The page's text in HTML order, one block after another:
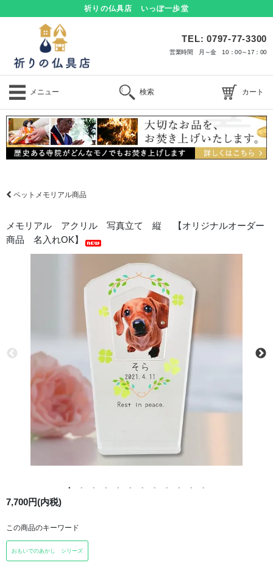
祈りの仏具店 いっぽ一歩堂
TEL: 0797-77-3300
営業時間 月～金 10：00～17：00
メニュー 検索 カート
ペットメモリアル商品
メモリアル アクリル 写真立て 縦 【オリジナルオーダー
商品 名入れOK】
7,700円(内税)
この商品のキーワード
おもいでのあかし シリーズ